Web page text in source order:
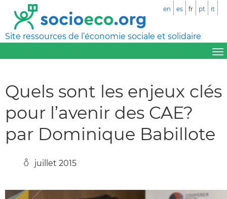
Site ressources de l’économie sociale et solidaire
en es fr pt it
Quels sont les enjeux clés
pour l’avenir des CAE?
par Dominique Babillote
juillet 2015